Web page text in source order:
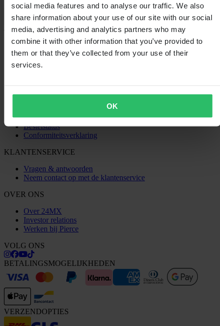
social media features and to analyse our traffic. We also
share information about your use of our site with our social
media, advertising and analytics partners who may
combine it with other information that you’ve provided to
them or that they’ve collected from your use of their
services.
OK
Laden...
SHOPPEN
Algemene Voorwaarden
Privacybeleid
Claims & klachten
Bestelstatus
Conformiteitsverklaring
KLANTENSERVICE
Vragen & antwoorden
Neem contact op met de klantenservice
OVER ONS
Over 24MX
Investor relations
Werken bij Pierce
VOLG ONS
BETALINGSMOGELIJKHEDEN
VERZENDOPTIES